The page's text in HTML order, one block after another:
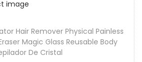
Hair Remover Physical Painless
Magic Glass Reusable Body
De Cristal